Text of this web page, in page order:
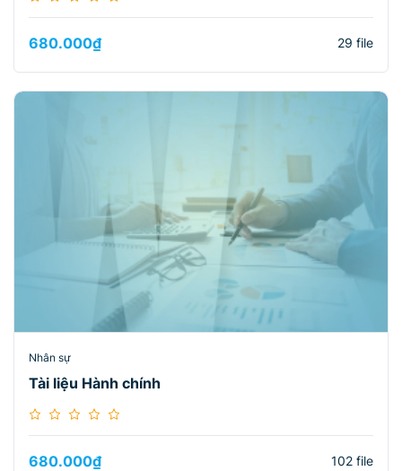
680.000₫ 29 file
Nhân sự
Tài liệu Hành chính
680.000₫ 102 file